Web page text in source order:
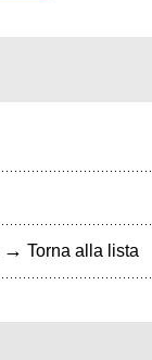
→ Torna alla lista